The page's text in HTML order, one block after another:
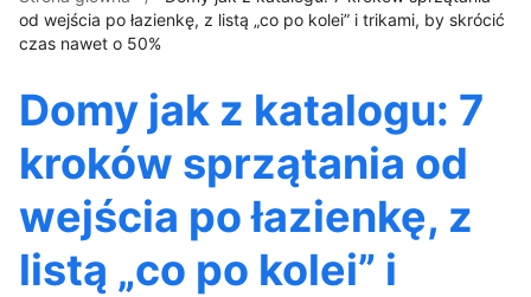
od wejścia po łazienkę, z listą „co po kolei” i trikami, by skrócić
czas nawet o 50%
Domy jak z katalogu: 7
kroków sprzątania od
wejścia po łazienkę, z
listą „co po kolei” i